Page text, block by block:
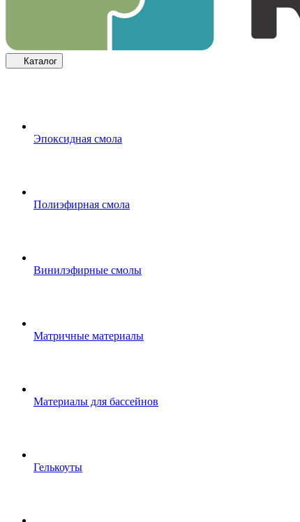
Каталог
Эпоксидная смола
Полиэфирная смола
Винилэфирные смолы
Матричные материалы
Материалы для бассейнов
Гелькоуты